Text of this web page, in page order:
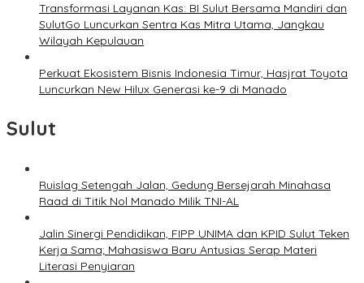
Transformasi Layanan Kas: BI Sulut Bersama Mandiri dan
SulutGo Luncurkan Sentra Kas Mitra Utama, Jangkau
Wilayah Kepulauan
Perkuat Ekosistem Bisnis Indonesia Timur, Hasjrat Toyota
Luncurkan New Hilux Generasi ke-9 di Manado
Sulut
Ruislag Setengah Jalan, Gedung Bersejarah Minahasa
Raad di Titik Nol Manado Milik TNI-AL
Jalin Sinergi Pendidikan, FIPP UNIMA dan KPID Sulut Teken
Kerja Sama; Mahasiswa Baru Antusias Serap Materi
Literasi Penyiaran